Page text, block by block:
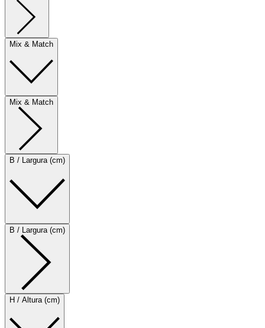
Mix & Match
Mix & Match
B / Largura (cm)
B / Largura (cm)
H / Altura (cm)